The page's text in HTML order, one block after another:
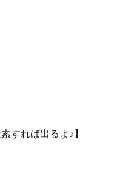
すれば出るよ♪】